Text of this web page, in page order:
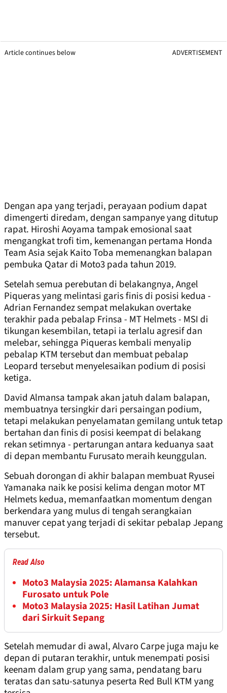
Article continues below ADVERTISEMENT
Dengan apa yang terjadi, perayaan podium dapat
dimengerti diredam, dengan sampanye yang ditutup
rapat. Hiroshi Aoyama tampak emosional saat
mengangkat trofi tim, kemenangan pertama Honda
Team Asia sejak Kaito Toba memenangkan balapan
pembuka Qatar di Moto3 pada tahun 2019.
Setelah semua perebutan di belakangnya, Angel
Piqueras yang melintasi garis finis di posisi kedua -
Adrian Fernandez sempat melakukan overtake
terakhir pada pebalap Frinsa - MT Helmets - MSI di
tikungan kesembilan, tetapi ia terlalu agresif dan
melebar, sehingga Piqueras kembali menyalip
pebalap KTM tersebut dan membuat pebalap
Leopard tersebut menyelesaikan podium di posisi
ketiga.
David Almansa tampak akan jatuh dalam balapan,
membuatnya tersingkir dari persaingan podium,
tetapi melakukan penyelamatan gemilang untuk tetap
bertahan dan finis di posisi keempat di belakang
rekan setimnya - pertarungan antara keduanya saat
di depan membantu Furusato meraih keunggulan.
Sebuah dorongan di akhir balapan membuat Ryusei
Yamanaka naik ke posisi kelima dengan motor MT
Helmets kedua, memanfaatkan momentum dengan
berkendara yang mulus di tengah serangkaian
manuver cepat yang terjadi di sekitar pebalap Jepang
tersebut.
Read Also
Moto3 Malaysia 2025: Alamansa Kalahkan
Furosato untuk Pole
Moto3 Malaysia 2025: Hasil Latihan Jumat
dari Sirkuit Sepang
Setelah memudar di awal, Alvaro Carpe juga maju ke
depan di putaran terakhir, untuk menempati posisi
keenam dalam grup yang sama, pendatang baru
teratas dan satu-satunya peserta Red Bull KTM yang